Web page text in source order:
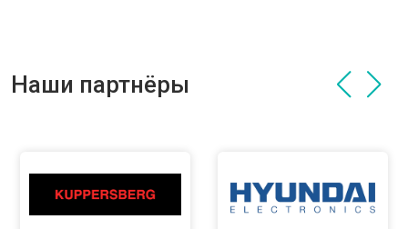
Наши партнёры